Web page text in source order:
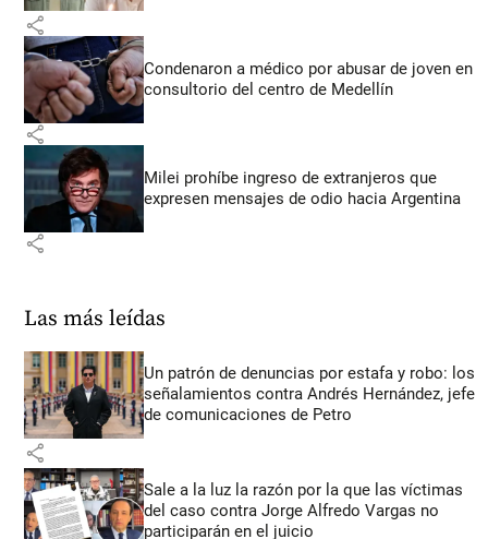
share
Condenaron a médico por abusar de joven en
consultorio del centro de Medellín
share
Milei prohíbe ingreso de extranjeros que
expresen mensajes de odio hacia Argentina
share
Las más leídas
Un patrón de denuncias por estafa y robo: los
señalamientos contra Andrés Hernández, jefe
de comunicaciones de Petro
share
Sale a la luz la razón por la que las víctimas
del caso contra Jorge Alfredo Vargas no
participarán en el juicio